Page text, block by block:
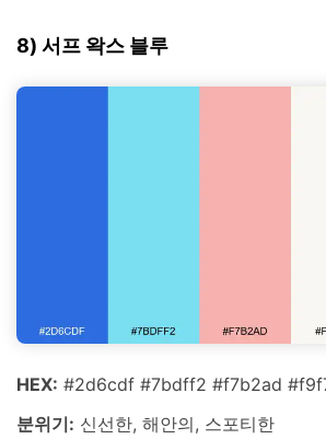
8) 서프 왁스 블루
HEX: #2d6cdf #7bdff2 #f7b2ad
분위기: 신선한, 해안의, 스포티한